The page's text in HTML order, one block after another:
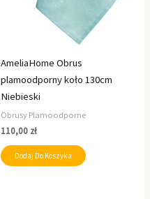
AmeliaHome Obrus
plamoodporny koło 130cm
Niebieski
Obrusy Plamoodporne
110,00 zł
Dodaj Do Koszyka